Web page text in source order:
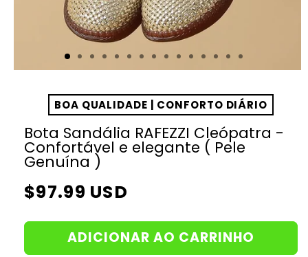
BOA QUALIDADE | CONFORTO DIÁRIO
Bota Sandália RAFEZZI Cleópatra -
Confortável e elegante ( Pele
Genuína )
Preço
$97.99 USD
ADICIONAR AO CARRINHO